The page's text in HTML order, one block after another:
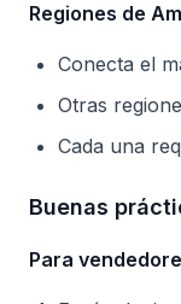
Regiones de
Conecta el
Otras
Cada una
Buenas
Para